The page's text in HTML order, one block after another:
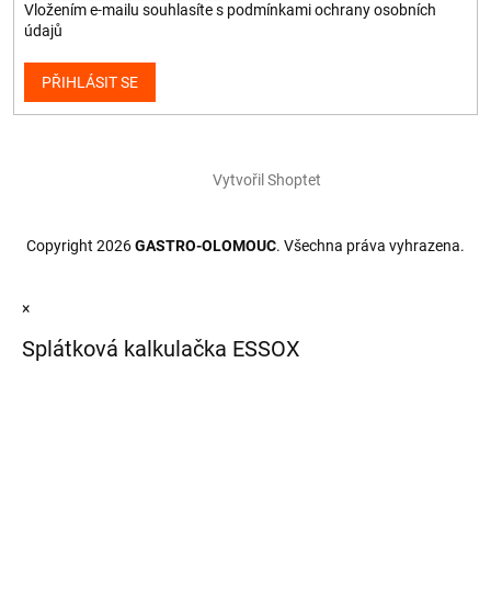
Vložením e-mailu souhlasíte s podmínkami ochrany osobních
údajů
PŘIHLÁSIT SE
Vytvořil Shoptet
Copyright 2026GASTRO-OLOMOUC. Všechna práva vyhrazena.
×
Splátková kalkulačka ESSOX